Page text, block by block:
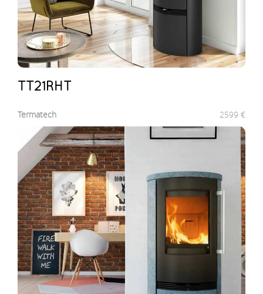
TT21RHT
Termatech 2599 €